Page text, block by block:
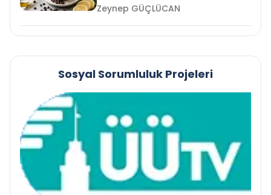
Zeynep GÜÇLÜCAN
Sosyal Sorumluluk Projeleri